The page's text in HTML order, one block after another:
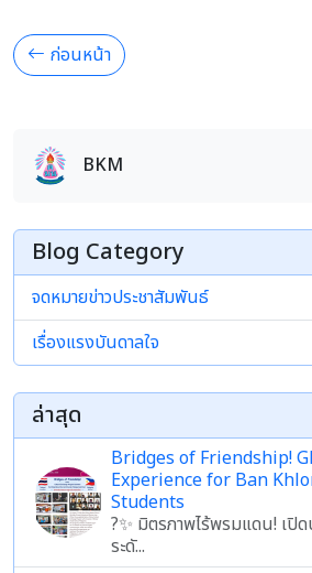
ก่อนหน้า
BKM
Blog Category
จดหมายข่าวประชาสัมพันธ์
เรื่องแรงบันดาลใจ
ล่าสุด
Bridges of Friendship!
Experience for Ban
Students
?✨ มิตรภาพไร้พรมแดน! เปิ
ระดั...